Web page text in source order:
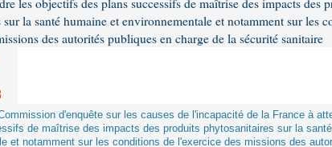
les objectifs des plans successifs de maîtrise des impacts des
la santé humaine et environnementale et notamment sur les
des autorités publiques en charge de la sécurité sanitaire
d'enquête sur les causes de l'incapacité de la France à
de maîtrise des impacts des produits phytosanitaires sur la
et notamment sur les conditions de l'exercice des missions des